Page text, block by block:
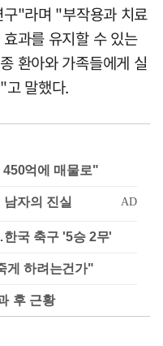
"라며 "부작용과 치료
과를 유지할 수 있는
환아와 가족들에게 실
고 말했다.
억에 매물로"
국 축구 '5승 2무'
게 하려는건가"
후 근황